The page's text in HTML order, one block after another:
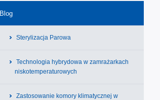
Blog
Sterylizacja Parowa
Technologia hybrydowa w zamrażarkach
niskotemperaturowych
Zastosowanie komory klimatycznej w